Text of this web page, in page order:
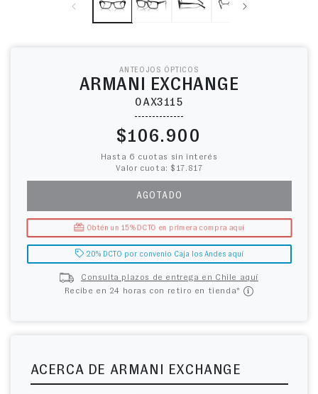
ANTEOJOS ÓPTICOS
ARMANI EXCHANGE
0AX3115
Precio habitual
$106.900
Hasta 6 cuotas sin interés
Valor cuota: $17.817
AGOTADO
Obtén un 15% DCTO en primera compra aquí
20% DCTO por convenio Caja los Andes aquí
Consulta plazos de entrega en Chile aquí
Recibe en 24 horas con retiro en tienda*
ACERCA DE ARMANI EXCHANGE